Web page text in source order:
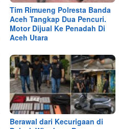
Tim Rimueng Polresta Banda
Aceh Tangkap Dua Pencuri.
Motor Dijual Ke Penadah Di
Aceh Utara
Berawal dari Kecurigaan di